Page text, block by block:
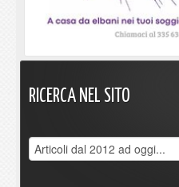
RICERCA NEL SITO